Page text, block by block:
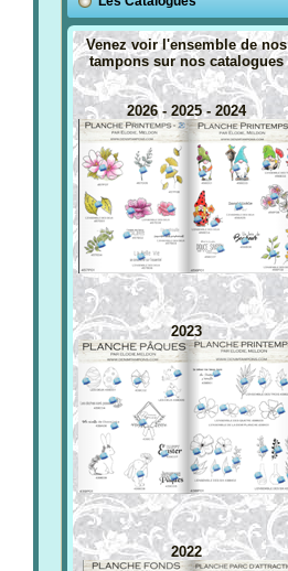
Venez voir l'ensemble de nos
tampons sur nos catalogues
2026 - 2025 - 2024
2023
2022